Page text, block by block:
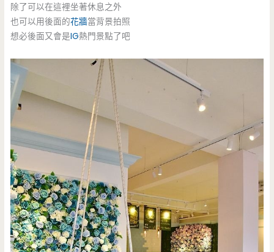
除了可以在這裡坐著休息之外
也可以用後面的花牆當背景拍照
想必後面又會是IG熱門景點了吧